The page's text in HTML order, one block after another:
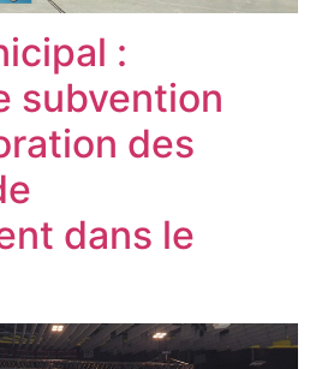
:
subvention
des
dans le